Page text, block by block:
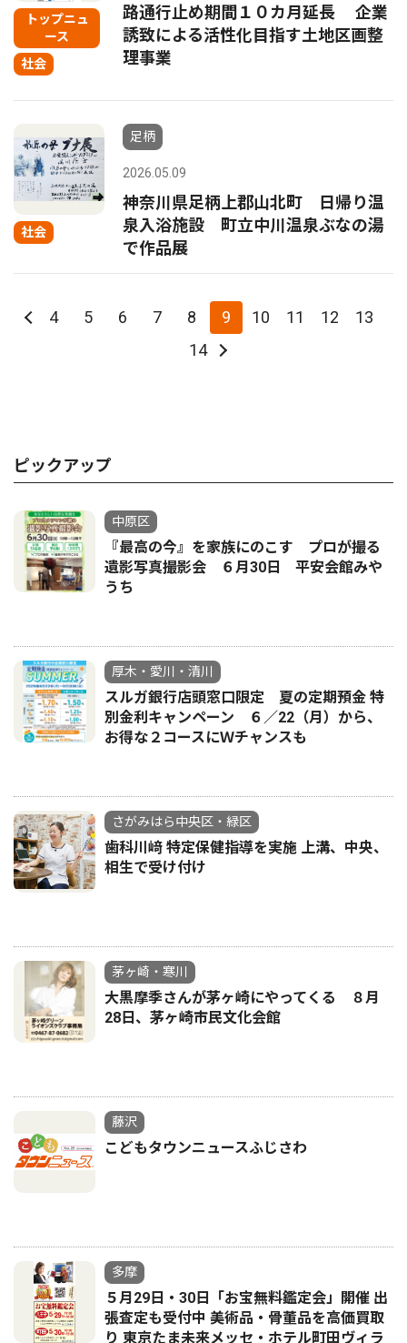
トップニュ
ース
社会
路通行止め期間１０カ月延長 企業
誘致による活性化目指す土地区画整
理事業
社会
足柄
2026.05.09
神奈川県足柄上郡山北町 日帰り温
泉入浴施設 町立中川温泉ぶなの湯
で作品展
4 5 6 7 8 9 10 11 12
13
14
ピックアップ
中原区
『最高の今』を家族にのこす プロが撮る
遺影写真撮影会 ６月30日 平安会館みや
うち
厚木・愛川・清川
スルガ銀行店頭窓口限定 夏の定期預金 特
別金利キャンペーン ６／22（月）から、
お得な２コースにＷチャンスも
さがみはら中央区・緑区
歯科川﨑 特定保健指導を実施 上溝、中央、
相生で受け付け
茅ヶ崎・寒川
大黒摩季さんが茅ヶ崎にやってくる ８月
28日、茅ヶ崎市民文化会館
藤沢
こどもタウンニュースふじさわ
多摩
５月29日・30日「お宝無料鑑定会」開催 出
張査定も受付中 美術品・骨董品を高価買取
り 東京たま未来メッセ・ホテル町田ヴィラ